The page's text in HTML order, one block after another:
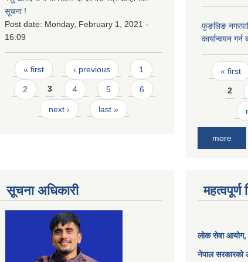
सूचना !
Post date: Monday, February 1, 2021 -
16:09
Pages
« first ‹ previous 1
2 3 4 5 6
next › last »
फुङलिङ
कार्यान्वयन
Pages
« first
2
more
सूचना अधिकारी
लोक सेवा आयोग,
नेपाल सरकारको